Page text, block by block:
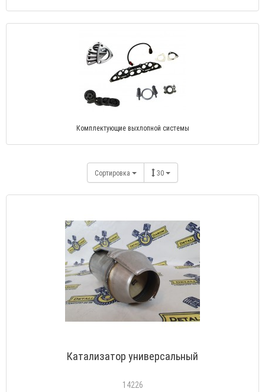
Комплектующие выхлопной системы
Сортировка 30
Катализатор универсальный
14226